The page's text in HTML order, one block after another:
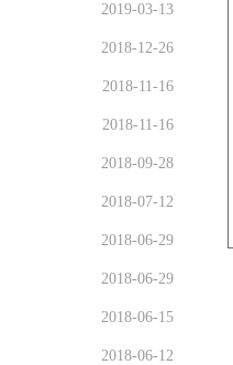
2019-03-13
2018-12-26
2018-11-16
2018-11-16
2018-09-28
2018-07-12
2018-06-29
2018-06-29
2018-06-15
2018-06-12